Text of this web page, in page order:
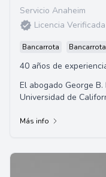
Servicio Anaheim
Licencia Verificada
Bancarrota
40 años de
El abogado George
Universidad de
Más info